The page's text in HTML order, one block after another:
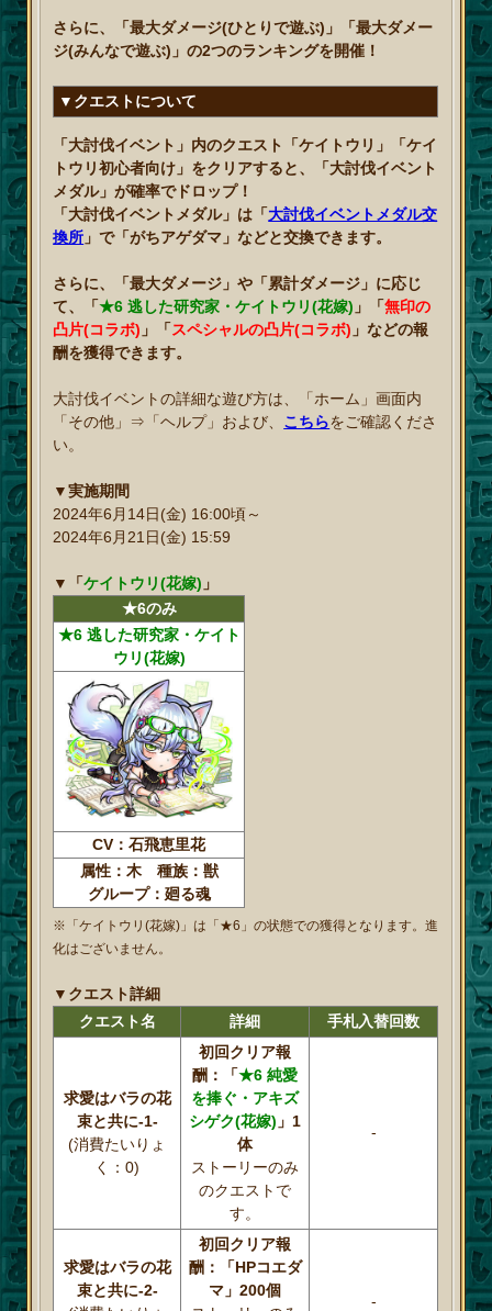
さらに、「最大ダメージ(ひとりで遊ぶ)」「最大ダメー
ジ(みんなで遊ぶ)」の2つのランキングを開催！
▼クエストについて
「大討伐イベント」内のクエスト「ケイトウリ」「ケイ
トウリ初心者向け」をクリアすると、「大討伐イベント
メダル」が確率でドロップ！
「大討伐イベントメダル」は「大討伐イベントメダル交
換所 」で「がちアゲダマ」などと交換できます。
さらに、「最大ダメージ」や「累計ダメージ」に応じ
て、「★6 逃した研究家・ケイトウリ(花嫁) 」「無印の
凸片(コラボ) 」「スペシャルの凸片(コラボ) 」などの報
酬を獲得できます。
大討伐イベントの詳細な遊び方は、「ホーム」画面内
「その他」⇒「ヘルプ」および、 こちらをご確認くださ
い。
▼実施期間
2024年6月14日(金) 16:00頃～
2024年6月21日(金) 15:59
▼「ケイトウリ(花嫁) 」
★6のみ
★6 逃した研究家・ケイト
ウリ(花嫁)
CV：石飛恵里花
属性：木 種族：獣
グループ：廻る魂
※「ケイトウリ(花嫁)」は「★6」の状態での獲得となります。進
化はございません。
▼クエスト詳細
クエスト名
詳細 手札入替回数
求愛はバラの花
束と共に-1-
(消費たいりょ
く：0)
初回クリア報
酬：「★6 純愛
を捧ぐ・アキズ
シゲク(花嫁) 」1
体
ストーリーのみ
のクエストで
す。
-
求愛はバラの花
束と共に-2-
初回クリア報
酬：「HPコエダ
マ」200個
-